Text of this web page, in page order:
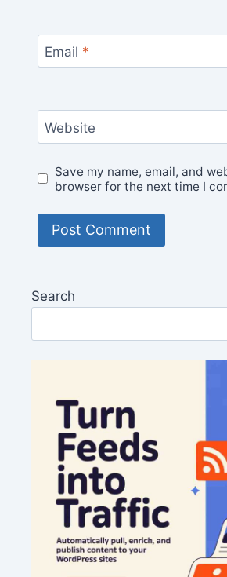
Email *
Website
Save my name, email, and
browser for the next time I
Search